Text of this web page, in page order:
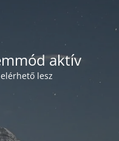
aktív
lesz